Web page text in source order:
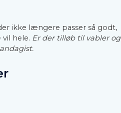
ikke længere passer så godt,
hele. Er der tilløb til vabler og